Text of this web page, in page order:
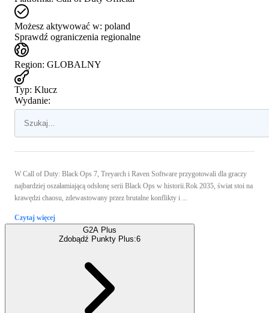
Możesz aktywować w: poland
Sprawdź ograniczenia regionalne
Region: GLOBALNY
Typ: Klucz
Wydanie:
W Call of Duty: Black Ops 7, Treyarch i Raven Software przygotowali dla graczy
najbardziej oszałamiającą odsłonę serii Black Ops w historii.Rok 2035, świat stoi na
krawędzi chaosu, zdewastowany przez brutalne konflikty i ...
Czytaj więcej
G2A Plus
Zdobądź Punkty Plus:6